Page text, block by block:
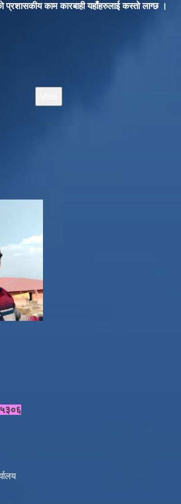
प्रशासकीय काम कारबाही यहाँहरुलाई कस्तो लाग्छ ।